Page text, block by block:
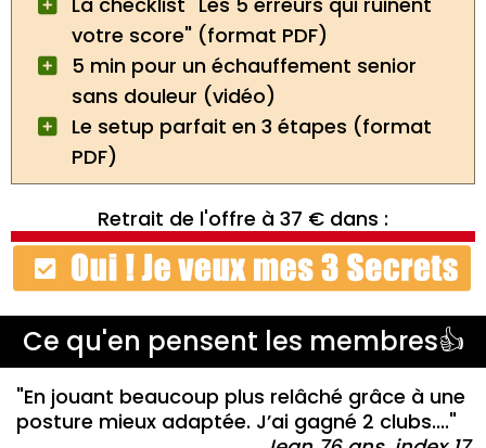
votre score" (format PDF)
5 min pour un échauffement senior
sans douleur (vidéo)
Le setup parfait en 3 étapes (format
PDF)
Retrait de l'offre à 37 € dans :
Ce qu'en pensent les membres👍
"En jouant beaucoup plus relâché grâce à une
posture mieux adaptée. J’ai gagné 2 clubs...."